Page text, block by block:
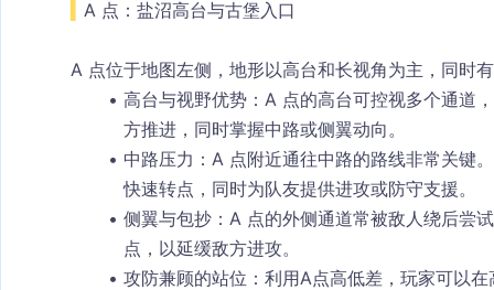
A 点：盐沼高台与古堡入口
A 点位于地图左侧，地形以高台和长视角为主，同时
高台与视野优势：A 点的高台可控视多个通道
方推进，同时掌握中路或侧翼动向。
中路压力 ：A 点附近通往中路的路线非常关键
快速转点，同时为队友提供进攻或防守支援。
侧翼与包抄：A 点的外侧通道常被敌人绕后尝
点，以延缓敌方进攻。
攻防兼顾的站位 ：利用A点高低差，玩家可以